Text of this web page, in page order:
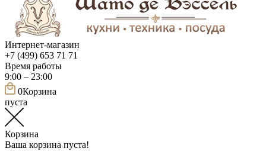
Интернет-магазин
+7 (499) 653 71 71
Время работы
9:00 – 23:00
0Корзина
пуста
Корзина
Ваша корзина пуста!